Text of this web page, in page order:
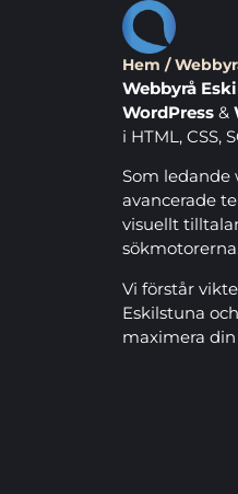
Hem /
Webbyrå
WordPress &
i HTML, CSS,
Som ledande
avancerade
visuellt
Vi förstår
Eskilstuna
maximera